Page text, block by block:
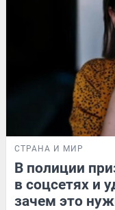
СТРАНА И МИР
В полиции
в соцсетях и
зачем это